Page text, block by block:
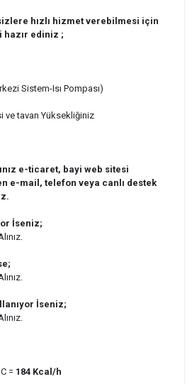
hızlı hizmet verebilmesi için
hazır ediniz ;
Sistem-Isı Pompası)
ve tavan Yüksekliğiniz
e-ticaret, bayi web sitesi
e-mail, telefon veya canlı destek
İseniz;
İseniz;
= 184 Kcal/h